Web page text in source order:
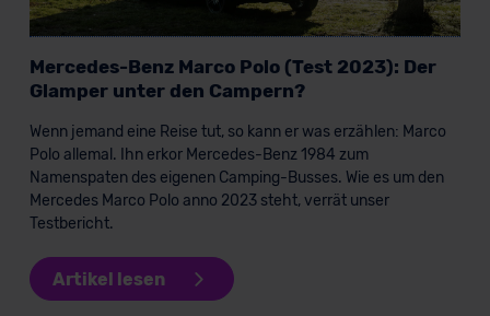
Mercedes-Benz Marco Polo (Test 2023): Der
Glamper unter den Campern?
Wenn jemand eine Reise tut, so kann er was erzählen: Marco
Polo allemal. Ihn erkor Mercedes-Benz 1984 zum
Namenspaten des eigenen Camping-Busses. Wie es um den
Mercedes Marco Polo anno 2023 steht, verrät unser
Testbericht.
Artikel lesen